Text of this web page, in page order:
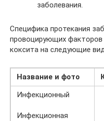
заболевания.
Специфика протекания
провоцирующих факторов
коксита на следующие
Название и фото
Инфекционный
Инфекционная